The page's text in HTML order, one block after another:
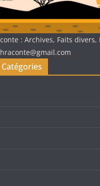
: Archives, Faits